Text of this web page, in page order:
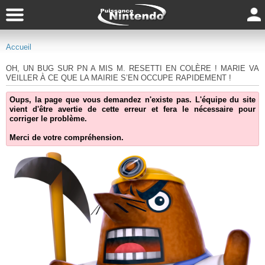
Accueil
OH, UN BUG SUR PN A MIS M. RESETTI EN COLÈRE ! MARIE VA
VEILLER À CE QUE LA MAIRIE S’EN OCCUPE RAPIDEMENT !
Oups, la page que vous demandez n'existe pas. L'équipe du site
vient d'être avertie de cette erreur et fera le nécessaire pour
corriger le problème.
Merci de votre compréhension.